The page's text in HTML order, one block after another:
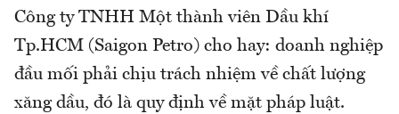
Công ty TNHH Một thành viên Dầu khí
Tp.HCM (Saigon Petro) cho hay: doanh nghiệp
đầu mối phải chịu trách nhiệm về chất lượng
xăng dầu, đó là quy định về mặt pháp luật.